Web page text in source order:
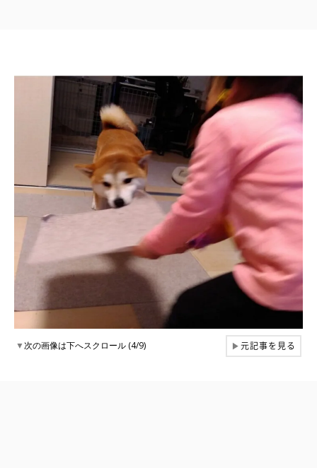
▼次の画像は下へスクロール (4/9) ▶元記事を見る